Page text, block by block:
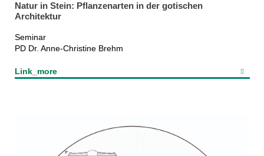
Natur in Stein: Pflanzenarten in der gotischen
Architektur
Seminar
PD Dr. Anne-Christine Brehm
Link_more